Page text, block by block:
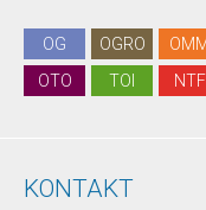
OG OGRO
OTO
TOI NTF
KONTAKT